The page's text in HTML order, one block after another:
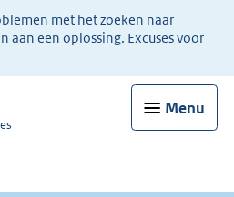
met het zoeken naar
aan een oplossing. Excuses voor
Menu